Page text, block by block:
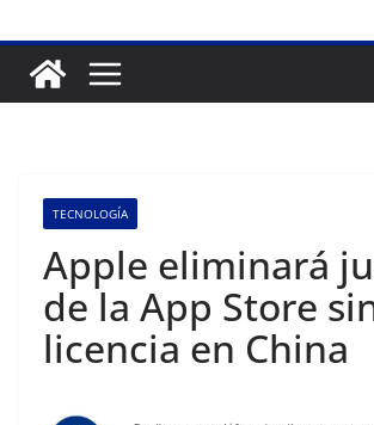
en Maracaibo
Liga FutVe: Rayo Zuliano busca
feudo
TECNOLOGÍA
Apple eliminará
de la App Store
licencia en China